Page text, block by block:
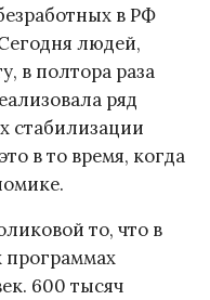
в РФ
людей,
в полтора раза
ряд
стабилизации
в то время, когда
то, что в
600 тысяч